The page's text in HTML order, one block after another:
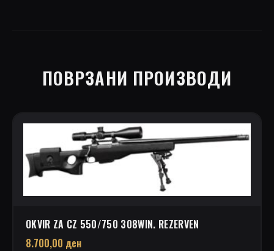
ПОВРЗАНИ ПРОИЗВОДИ
OKVIR ZA CZ 550/750 308WIN. REZERVEN
8.700,00 ден